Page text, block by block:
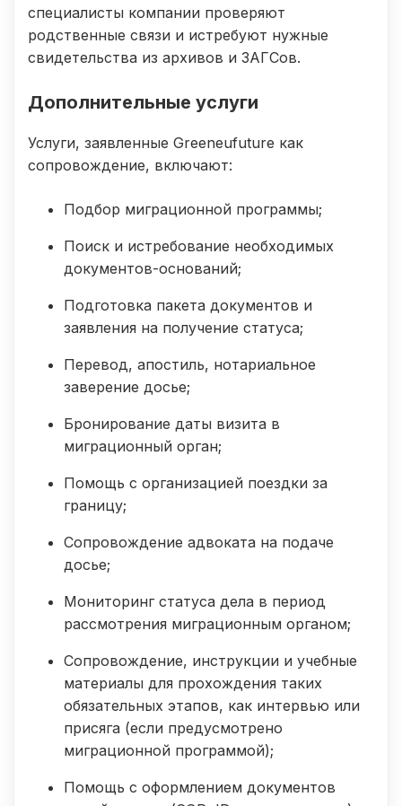
специалисты компании проверяют
родственные связи и истребуют нужные
свидетельства из архивов и ЗАГСов.
Дополнительные услуги
Услуги, заявленные Greeneufuture как
сопровождение, включают:
Подбор миграционной программы;
Поиск и истребование необходимых
документов-оснований;
Подготовка пакета документов и
заявления на получение статуса;
Перевод, апостиль, нотариальное
заверение досье;
Бронирование даты визита в
миграционный орган;
Помощь с организацией поездки за
границу;
Сопровождение адвоката на подаче
досье;
Мониторинг статуса дела в период
рассмотрения миграционным органом;
Сопровождение, инструкции и учебные
материалы для прохождения таких
обязательных этапов, как интервью или
присяга (если предусмотрено
миграционной программой);
Помощь с оформлением документов